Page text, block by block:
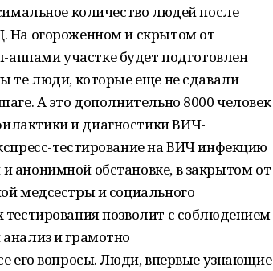
количество людей после
На огороженном и скрытом от
участке будет подготовлен
те люди, которые еще не сдавали
А это дополнительно 8000 человек
и диагностики ВИЧ-
тестирование на ВИЧ инфекцию
обстановке, в закрытом от
медсестры и социального
тестирования позволит с соблюдением
и грамотно
его вопросы. Люди, впервые узнающие